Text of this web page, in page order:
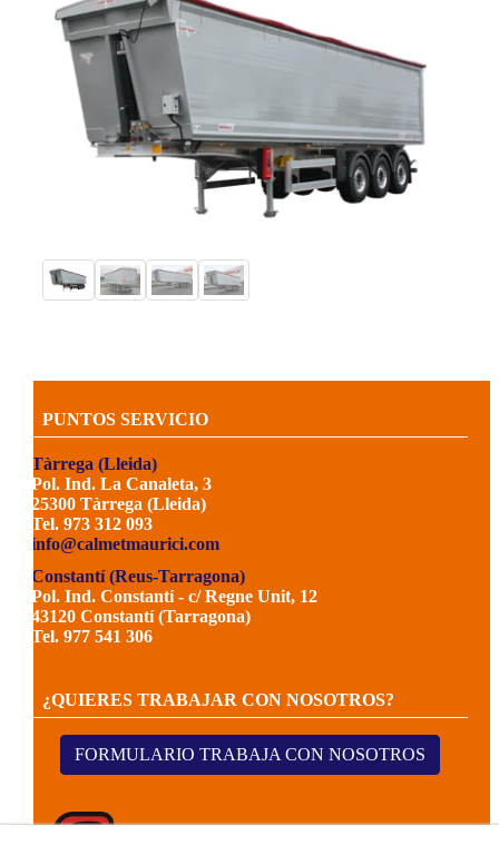
PUNTOS SERVICIO
Tàrrega (Lleida)
Pol. Ind. La Canaleta, 3
25300 Tàrrega (Lleida)
Tel. 973 312 093
info@calmetmaurici.com
Constantí (Reus-Tarragona)
Pol. Ind. Constantí - c/ Regne Unit, 12
43120 Constantí (Tarragona)
Tel. 977 541 306
¿QUIERES TRABAJAR CON NOSOTROS?
FORMULARIO TRABAJA CON NOSOTROS